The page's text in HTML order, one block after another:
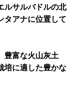
ルサルバドルの北
タアナに位置して
豊富な火山灰土
培に適した豊かな